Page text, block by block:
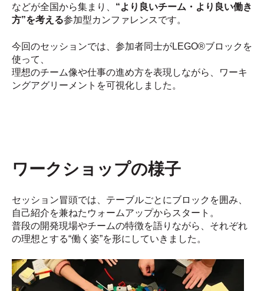
などが全国から集まり、 “より良いチーム・より良い働き
方”を考える参加型カンファレンスです。
今回のセッションでは、参加者同士がLEGO®ブロックを
使って、
理想のチーム像や仕事の進め方を表現しながら、ワーキ
ングアグリーメントを可視化しました。
ワークショップの様子
セッション冒頭では、テーブルごとにブロックを囲み、
自己紹介を兼ねたウォームアップからスタート。
普段の開発現場やチームの特徴を語りながら、それぞれ
の理想とする“働く姿”を形にしていきました。